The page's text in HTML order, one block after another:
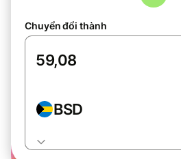
Chuyển đổi thành
BSD